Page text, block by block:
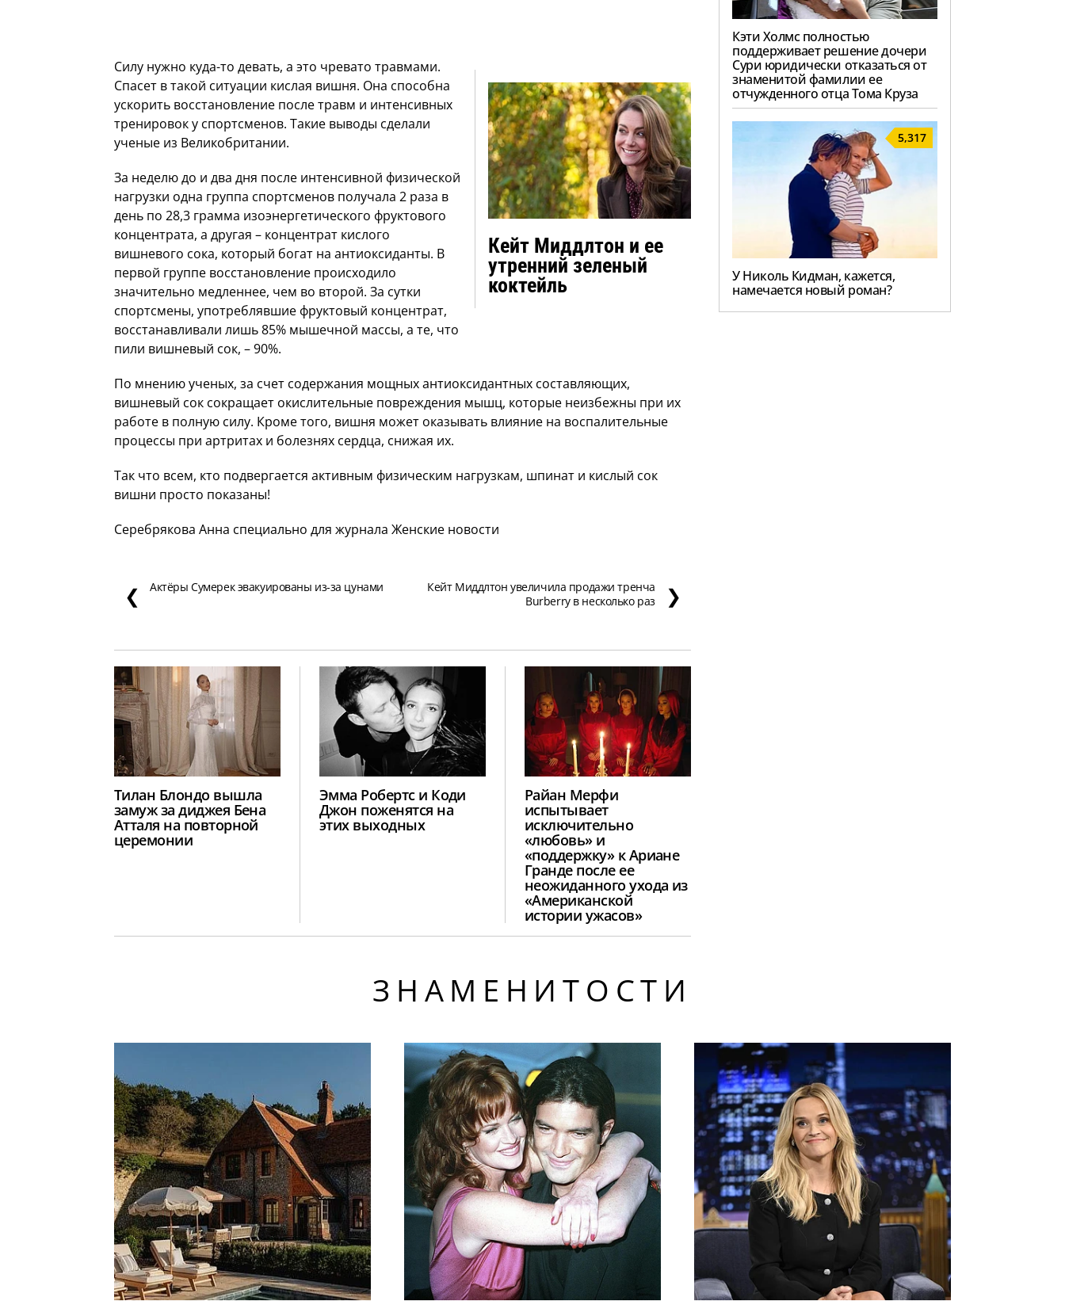
Кейт Миддлтон и ее
утренний зеленый
коктейль
Силу нужно куда-то девать, а это чревато травмами.
Спасет в такой ситуации кислая вишня. Она способна
ускорить восстановление после травм и интенсивных
тренировок у спортсменов. Такие выводы сделали
ученые из Великобритании.
За неделю до и два дня после интенсивной физической
нагрузки одна группа спортсменов получала 2 раза в
день по 28,3 грамма изоэнергетического фруктового
концентрата, а другая – концентрат кислого
вишневого сока, который богат на антиоксиданты. В
первой группе восстановление происходило
значительно медленнее, чем во второй. За сутки
спортсмены, употреблявшие фруктовый концентрат,
восстанавливали лишь 85% мышечной массы, а те, что
пили вишневый сок, – 90%.
По мнению ученых, за счет содержания мощных антиоксидантных составляющих,
вишневый сок сокращает окислительные повреждения мышц, которые неизбежны при их
работе в полную силу. Кроме того, вишня может оказывать влияние на воспалительные
процессы при артритах и болезнях сердца, снижая их.
Так что всем, кто подвергается активным физическим нагрузкам, шпинат и кислый сок
вишни просто показаны!
Серебрякова Анна специально для журнала Женские новости
❮ Актёры Сумерек эвакуированы из-за цунами
Кейт Миддлтон увеличила продажи тренча
Burberry в несколько раз
❯
Тилан Блондо вышла
замуж за диджея Бена
Атталя на повторной
церемонии
Эмма Робертс и Коди
Джон поженятся на
этих выходных
Райан Мерфи
испытывает
исключительно
«любовь» и
«поддержку» к Ариане
Гранде после ее
неожиданного ухода из
«Американской
истории ужасов»
Кэти Холмс полностью
поддерживает решение дочери
Сури юридически отказаться от
знаменитой фамилии ее
отчужденного отца Тома Круза
5,317
У Николь Кидман, кажется,
намечается новый роман?
ЗНАМЕНИТОСТИ